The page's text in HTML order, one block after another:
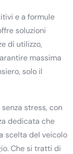
e a formule
soluzioni
di utilizzo,
massima
solo il
stress, con
dedicata che
scelta del veicolo
Che si tratti di